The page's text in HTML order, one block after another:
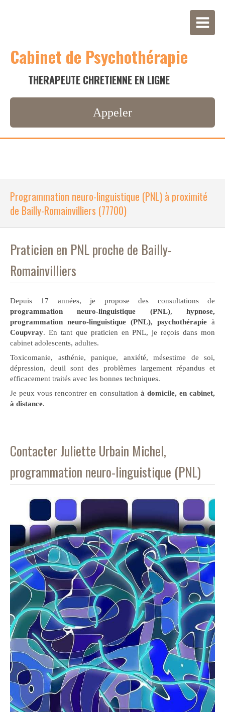
Cabinet de Psychothérapie
THERAPEUTE CHRETIENNE EN LIGNE
Appeler
Programmation neuro-linguistique (PNL) à proximité
de Bailly-Romainvilliers (77700)
Praticien en PNL proche de Bailly-
Romainvilliers
Depuis 17 années, je propose des consultations de
programmation neuro-linguistique (PNL),hypnose,
programmation neuro-linguistique (PNL), psychothérapie à
Coupvray. En tant que praticien en PNL, je reçois dans mon
cabinet adolescents, adultes.
Toxicomanie, asthénie, panique, anxiété, mésestime de soi,
dépression, deuil sont des problèmes largement répandus et
efficacement traités avec les bonnes techniques.
Je peux vous rencontrer en consultation à domicile, en cabinet,
à distance.
Contacter Juliette Urbain Michel,
programmation neuro-linguistique (PNL)